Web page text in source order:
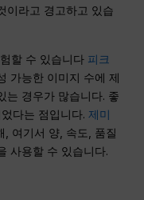
이라고 경고하고 있습
할 수 있습니다 피크
가능한 이미지 수에 제
는 경우가 많습니다. 좋
다는 점입니다. 제미
, 여기서 양, 속도, 품질
사용할 수 있습니다.